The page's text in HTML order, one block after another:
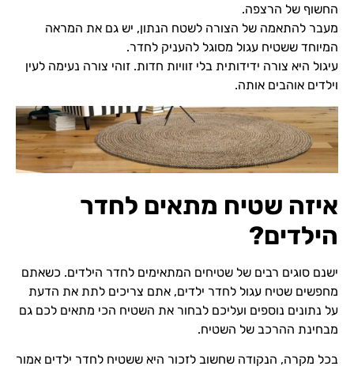
החשוף של הרצפה.
מעבר להתאמה של הצורה לשטח הנתון, יש גם את המראה
המיוחד ששטיח עגול מסוגל להעניק לחדר.
עיגול היא צורה ידידותית בלי זוויות חדות. זוהי צורה נעימה לעין
וילדים אוהבים אותה.
איזה שטיח מתאים לחדר
הילדים?
ישנם סוגים רבים של שטיחים המתאימים לחדר הילדים. כשאתם
מחפשים שטיח עגול לחדר ילדים, אתם צריכים לתת את הדעת
על נתונים נוספים ועליכם לבחור את השטיח הכי מתאים לכם גם
מבחינת ההרכב של השטיח.
בכל מקרה, הנקודה שחשוב לזכור היא ששטיח לחדר ילדים אמור